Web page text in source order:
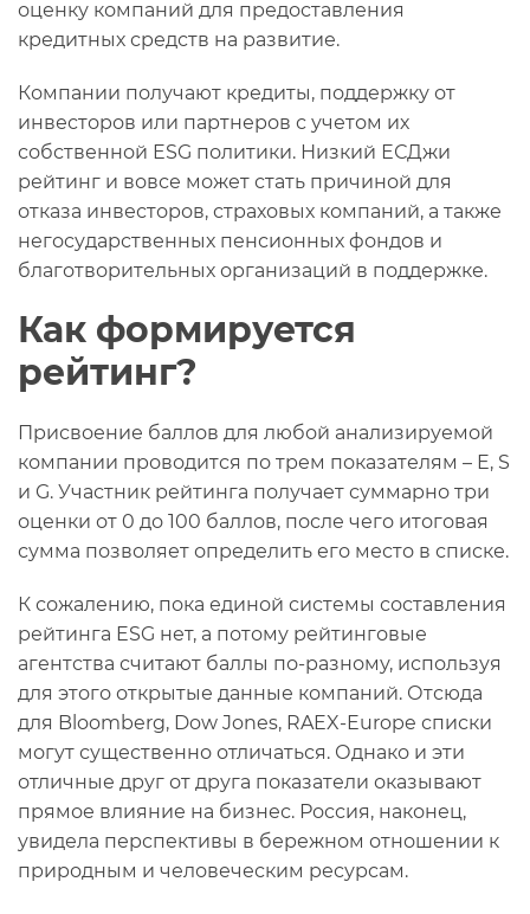
оценку компаний для предоставления
кредитных средств на развитие.
Компании получают кредиты, поддержку от
инвесторов или партнеров с учетом их
собственной ESG политики. Низкий ЕСДжи
рейтинг и вовсе может стать причиной для
отказа инвесторов, страховых компаний, а также
негосударственных пенсионных фондов и
благотворительных организаций в поддержке.
Как формируется
рейтинг?
Присвоение баллов для любой анализируемой
компании проводится по трем показателям – E, S
и G. Участник рейтинга получает суммарно три
оценки от 0 до 100 баллов, после чего итоговая
сумма позволяет определить его место в списке.
К сожалению, пока единой системы составления
рейтинга ESG нет, а потому рейтинговые
агентства считают баллы по-разному, используя
для этого открытые данные компаний. Отсюда
для Bloomberg, Dow Jones, RAEX-Europe списки
могут существенно отличаться. Однако и эти
отличные друг от друга показатели оказывают
прямое влияние на бизнес. Россия, наконец,
увидела перспективы в бережном отношении к
природным и человеческим ресурсам.